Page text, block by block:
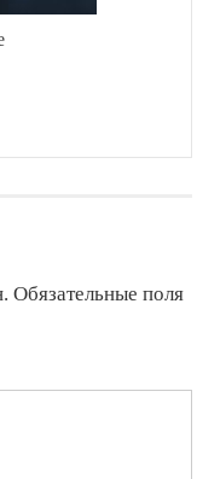
Обязательные поля